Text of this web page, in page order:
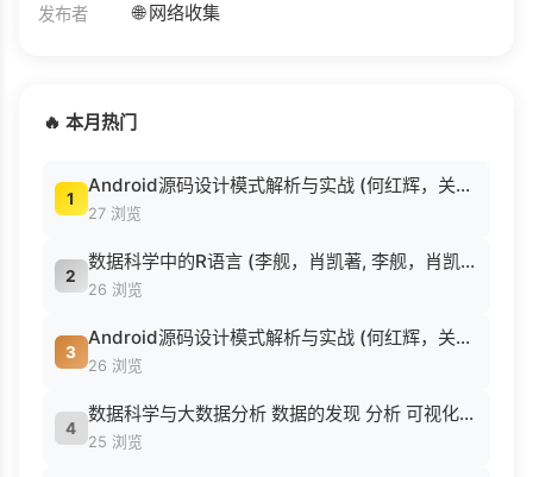
发布者 🌐 网络收集
🔥 本月热门
1
Android源码设计模式解析与实战 (何红辉，关爱民著, 何红辉, 关爱民著, 何红辉, 关爱民).pdf
27 浏览
2
数据科学中的R语言 (李舰，肖凯著, 李舰，肖凯著；吴喜之审校, Pdg2Pic).pdf
26 浏览
3
Android源码设计模式解析与实战 (何红辉，关爱民著, 何红辉, 关爱民著, 何红辉, 关爱民).pdf
26 浏览
4
数据科学与大数据分析 数据的发现 分析 可视化与表示 ( etc.).epub
25 浏览